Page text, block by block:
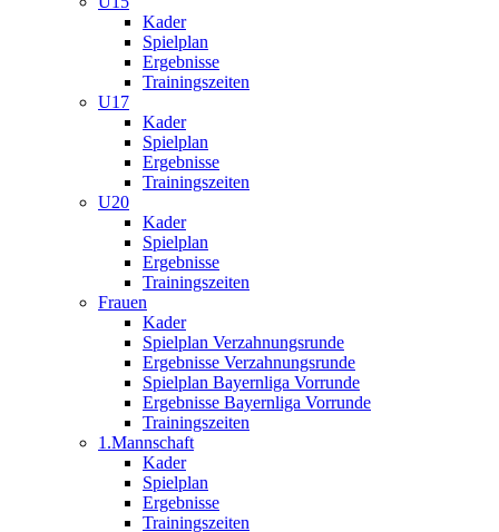
Kader
Spielplan
Ergebnisse
Trainingszeiten
U17
Kader
Spielplan
Ergebnisse
Trainingszeiten
U20
Kader
Spielplan
Ergebnisse
Trainingszeiten
Frauen
Kader
Spielplan Verzahnungsrunde
Ergebnisse Verzahnungsrunde
Spielplan Bayernliga Vorrunde
Ergebnisse Bayernliga Vorrunde
Trainingszeiten
1.Mannschaft
Kader
Spielplan
Ergebnisse
Trainingszeiten